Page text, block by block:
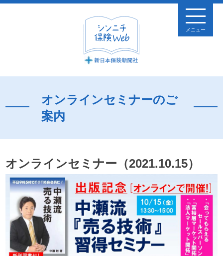
メニュー
オンラインセミナーのご
案内
オンラインセミナー（2021.10.15）